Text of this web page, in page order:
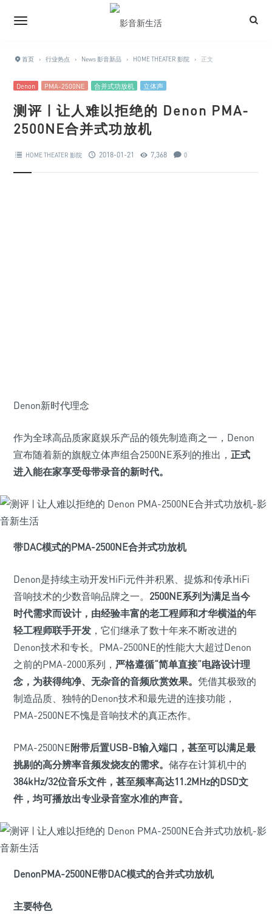
首页 › 行业热点 › News 影音新品 › HOME THEATER 影院 › 正文
Denon PMA-2500NE 合并式功放机 立体声
测评 | 让人难以拒绝的 Denon PMA-
2500NE合并式功放机
HOME THEATER 影院 2018-01-21 7,368 0
Denon新时代理念
作为全球高品质家庭娱乐产品的领先制造商之一，Denon
宣布随着新的旗舰立体声组合2500NE系列的推出， 正式
进入能在家享受母带录音的新时代。
带DAC模式的PMA-2500NE合并式功放机
Denon是持续主动开发HiFi元件并积累、提炼和传承HiFi
音响技术的少数音响品牌之一。 2500NE系列为满足当今
时代需求而设计，由经验丰富的老工程师和才华横溢的年
轻工程师联手开发 ，它们继承了数十年来不断改进的
Denon技术和专长。PMA-2500NE的性能大大超过Denon
之前的PMA-2000系列， 严格遵循“简单直接”电路设计理
念，为获得纯净、无杂音的音频欣赏效果。 凭借其极致的
制造品质、独特的Denon技术和最先进的连接功能，
PMA-2500NE不愧是音响技术的真正杰作。
PMA-2500NE附带后置USB-B输入端口，甚至可以满足最
挑剔的高分辨率音频发烧友的需求。 储存在计算机中的
384kHz/32位音乐文件，甚至频率高达11.2MHz的DSD文
件，均可播放出专业录音室水准的声音。
DenonPMA-2500NE带DAC模式的合并式功放机
主要特色